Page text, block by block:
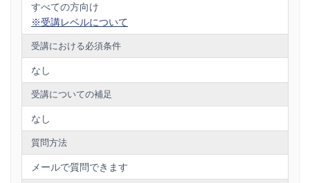
すべての方向け
※受講レベルについて
受講における必須条件
なし
受講についての補足
なし
質問方法
メールで質問できます